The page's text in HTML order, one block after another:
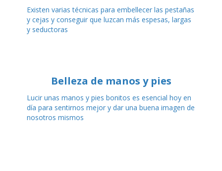
Existen varias técnicas para embellecer las pestañas
y cejas y conseguir que luzcan más espesas, largas
y seductoras
Belleza de manos y pies
Lucir unas manos y pies bonitos es esencial hoy en
día para sentirnos mejor y dar una buena imagen de
nosotros mismos